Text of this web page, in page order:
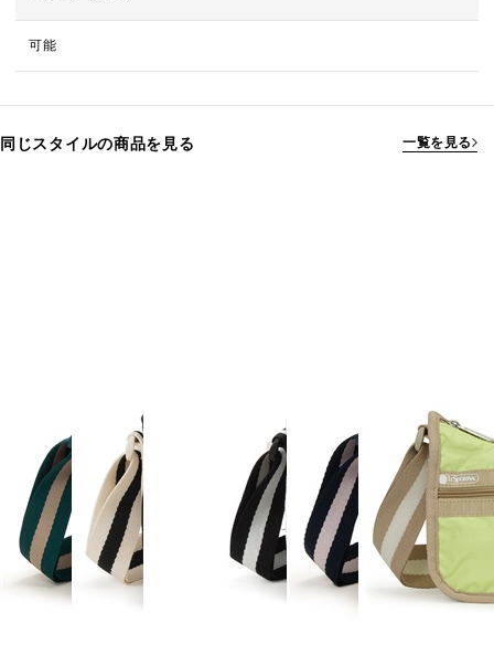
可能
同じスタイルの商品を見る 一覧を見る